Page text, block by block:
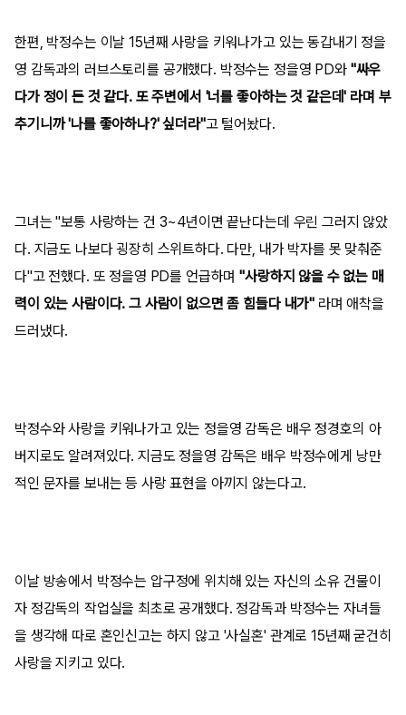
한편, 박정수는 이날 15년째 사랑을 키워나가고 있는 동갑내기 정을
영 감독과의 러브스토리를 공개했다. 박정수는 정을영 PD와 "싸우
다가 정이 든 것 같다. 또 주변에서 '너를 좋아하는 것 같은데' 라며 부
추기니까 '나를 좋아하나?' 싶더라"고 털어놨다.
그녀는 "보통 사랑하는 건 3~4년이면 끝난다는데 우린 그러지 않았
다. 지금도 나보다 굉장히 스위트하다. 다만, 내가 박자를 못 맞춰준
다"고 전했다. 또 정을영 PD를 언급하며"사랑하지 않을 수 없는 매
력이 있는 사람이다. 그 사람이 없으면 좀 힘들다 내가" 라며 애착을
드러냈다.
박정수와 사랑을 키워나가고 있는 정을영 감독은 배우 정경호의 아
버지로도 알려져있다. 지금도 정을영 감독은 배우 박정수에게 낭만
적인 문자를 보내는 등 사랑 표현을 아끼지 않는다고.
이날 방송에서 박정수는 압구정에 위치해 있는 자신의 소유 건물이
자 정감독의 작업실을 최초로 공개했다. 정감독과 박정수는 자녀들
을 생각해 따로 혼인신고는 하지 않고 '사실혼' 관계로 15년째 굳건히
사랑을 지키고 있다.